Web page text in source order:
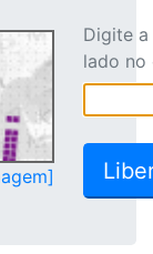
Digite
lado no